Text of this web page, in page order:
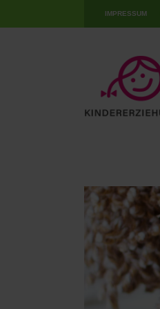
IMPRESSUM